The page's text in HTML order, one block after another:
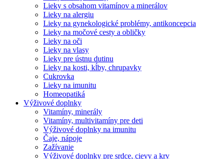
Lieky s obsahom vitamínov a minerálov
Lieky na alergiu
Lieky na gynekologické problémy, antikoncepcia
Lieky na močové cesty a obličky
Lieky na oči
Lieky na vlasy
Lieky pre ústnu dutinu
Lieky na kosti, kĺby, chrupavky
Cukrovka
Lieky na imunitu
Homeopatiká
Výživové doplnky
Vitamíny, minerály
Vitamíny, multivitamíny pre deti
Výživové doplnky na imunitu
Čaje, nápoje
Zažívanie
Výživové doplnky pre srdce, cievy a krv